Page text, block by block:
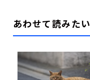
あわせて読みたい